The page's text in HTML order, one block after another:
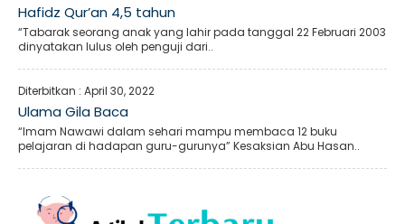
Hafidz Qur’an 4,5 tahun
“Tabarak seorang anak yang lahir pada tanggal 22 Februari 2003
dinyatakan lulus oleh penguji dari..
Diterbitkan : April 30, 2022
Ulama Gila Baca
“Imam Nawawi dalam sehari mampu membaca 12 buku
pelajaran di hadapan guru-gurunya” Kesaksian Abu Hasan..